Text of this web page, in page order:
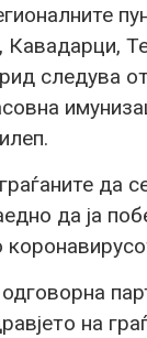
Кавадарци,
следува
да
да ја
на